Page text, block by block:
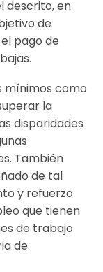
descrito, en
de
pago de
como
la
disparidades
También
de tal
y refuerzo
que tienen
de trabajo
de